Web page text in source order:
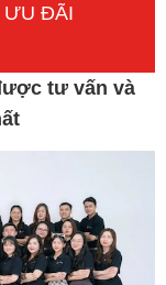
ƯU ĐÃI
tư vấn và